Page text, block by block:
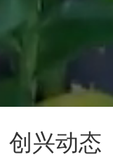
创兴动态